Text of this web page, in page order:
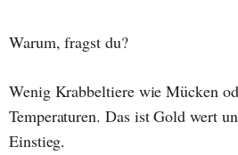
Warum, fragst du?
Wenig Krabbeltiere wie Mücken
Temperaturen. Das ist Gold wert
Einstieg.